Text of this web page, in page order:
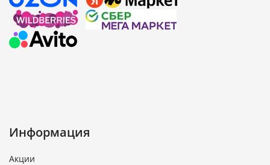
Информация
Акции